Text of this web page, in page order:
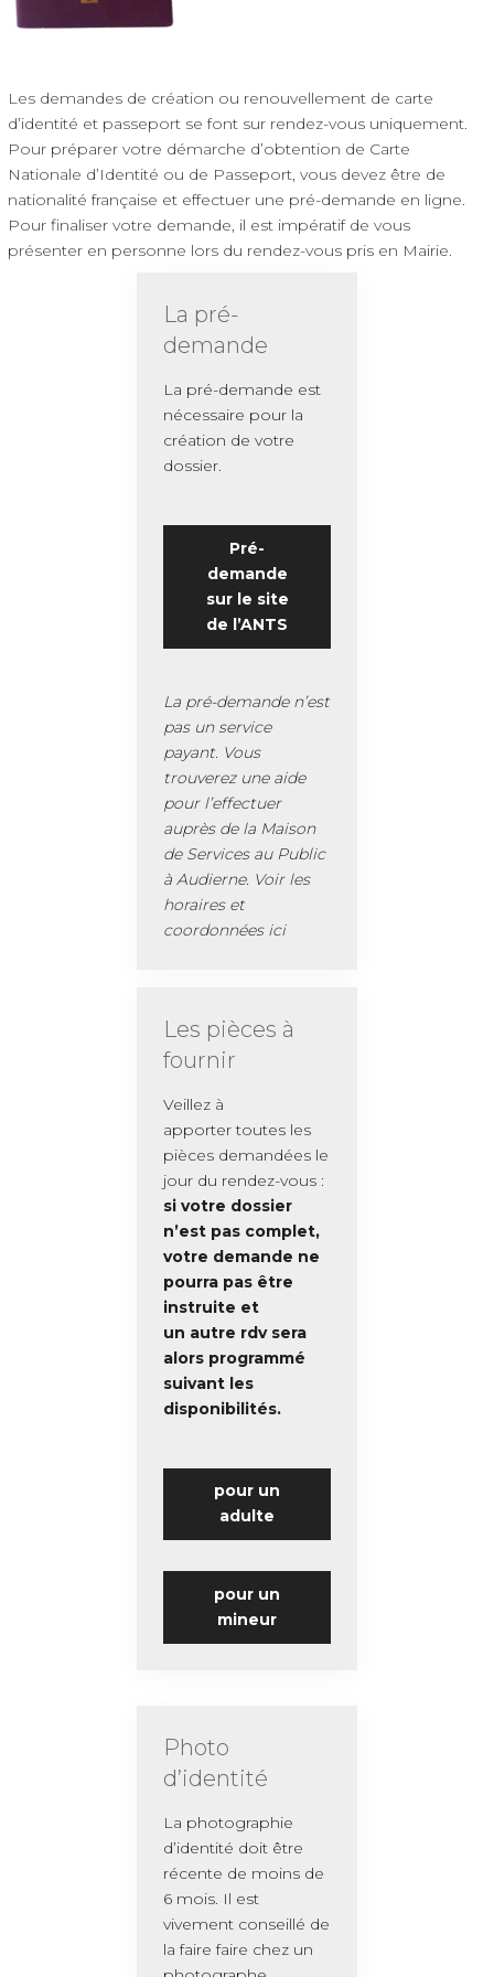
Les demandes de création ou renouvellement de carte
d’identité et passeport se font sur rendez-vous uniquement.
Pour préparer votre démarche d’obtention de Carte
Nationale d’Identité ou de Passeport, vous devez être de
nationalité française et effectuer une pré-demande en ligne.
Pour finaliser votre demande, il est impératif de vous
présenter en personne lors du rendez-vous pris en Mairie.
La pré-
demande
La pré-demande est
nécessaire pour la
création de votre
dossier.
Pré-
demande
sur le site
de l’ANTS
La pré-demande n’est
pas un service
payant. Vous
trouverez une aide
pour l’effectuer
auprès de la Maison
de Services au Public
à Audierne. Voir les
horaires et
coordonnées ici
Les pièces à
fournir
Veillez à
apporter toutes les
pièces demandées le
jour du rendez-vous :
si votre dossier
n’est pas complet,
votre demande ne
pourra pas être
instruite et
un autre rdv sera
alors programmé
suivant les
disponibilités.
pour un
adulte
pour un
mineur
Photo
d’identité
La photographie
d’identité doit être
récente de moins de
6 mois. Il est
vivement conseillé de
la faire faire chez un